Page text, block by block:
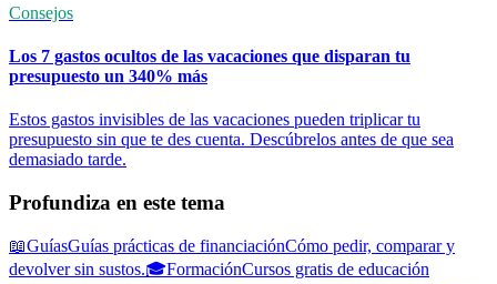
Consejos
Los 7 gastos ocultos de las vacaciones que disparan tu
presupuesto un 340% más
Estos gastos invisibles de las vacaciones pueden triplicar tu
presupuesto sin que te des cuenta. Descúbrelos antes de que sea
demasiado tarde.
Profundiza en este tema
📖GuíasGuías prácticas de financiaciónCómo pedir, comparar y
devolver sin sustos.🎓FormaciónCursos gratis de educación